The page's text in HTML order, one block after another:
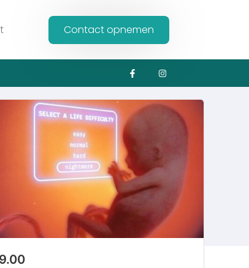
Contact opnemen